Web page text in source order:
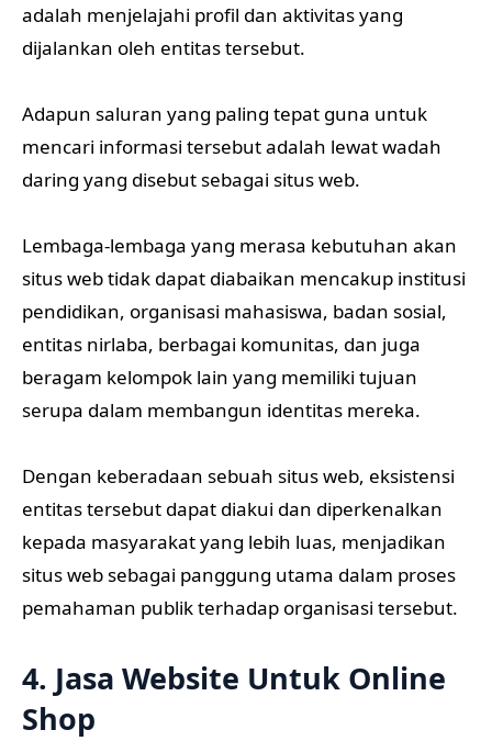
adalah menjelajahi profil dan aktivitas yang
dijalankan oleh entitas tersebut.
Adapun saluran yang paling tepat guna untuk
mencari informasi tersebut adalah lewat wadah
daring yang disebut sebagai situs web.
Lembaga-lembaga yang merasa kebutuhan akan
situs web tidak dapat diabaikan mencakup institusi
pendidikan, organisasi mahasiswa, badan sosial,
entitas nirlaba, berbagai komunitas, dan juga
beragam kelompok lain yang memiliki tujuan
serupa dalam membangun identitas mereka.
Dengan keberadaan sebuah situs web, eksistensi
entitas tersebut dapat diakui dan diperkenalkan
kepada masyarakat yang lebih luas, menjadikan
situs web sebagai panggung utama dalam proses
pemahaman publik terhadap organisasi tersebut.
4. Jasa Website Untuk Online
Shop